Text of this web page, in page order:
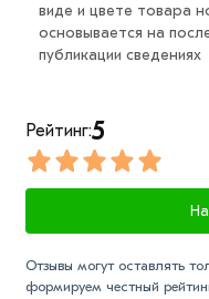
Условия доставки и
40х20х3 мм из
свяжутся с Вами для
или самовывоза.
соответствует всем
обязательно).
виде и цвете товара
основывается на
публикации сведениях
Рейтинг:5
Отзывы могут оставлять
формируем честный